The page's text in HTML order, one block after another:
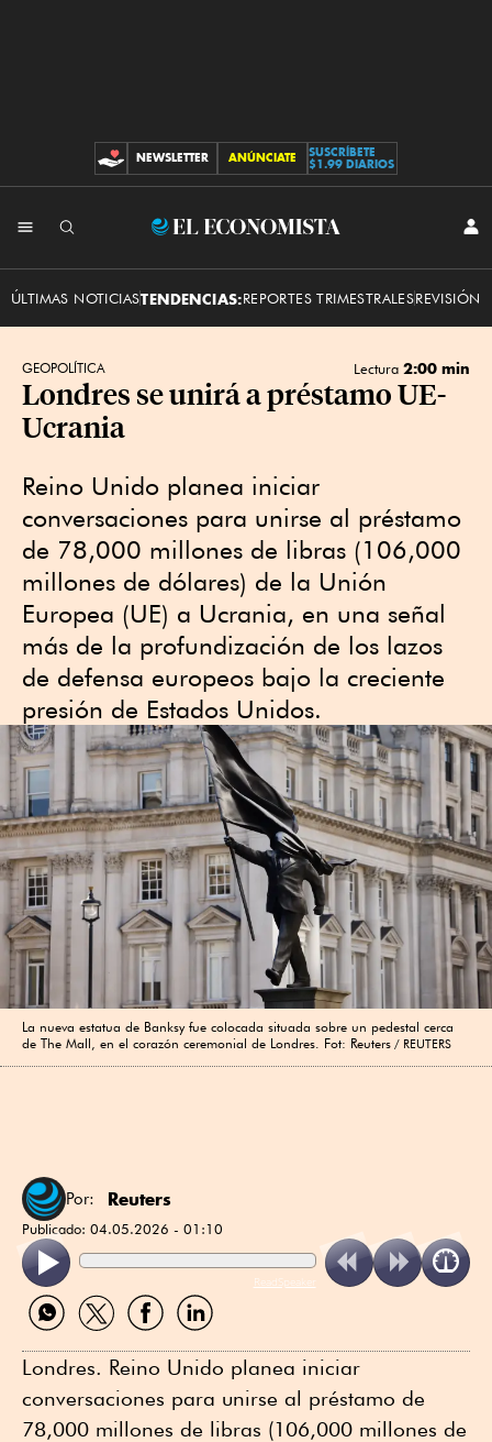
CONTRIBUCIONES
NEWSLETTER ANÚNCIATE
SUSCRÍBETE
$1.99 DIARIOS
El
ÚLTIMAS NOTICIASTENDENCIAS:REPORTES TRIMESTRALESREVISIÓN
GEOPOLÍTICA Lectura 2:00 min
Londres se unirá a préstamo UE-
Ucrania
Reino Unido planea iniciar
conversaciones para unirse al préstamo
de 78,000 millones de libras (106,000
millones de dólares) de la Unión
Europea (UE) a Ucrania, en una señal
más de la profundización de los lazos
de defensa europeos bajo la creciente
presión de Estados Unidos.
La nueva estatua de Banksy fue colocada situada sobre un pedestal cerca
de The Mall, en el corazón ceremonial de Londres. Fot: Reuters
REUTERS
Por: Reuters
Publicado: 04.05.2026 - 01:10
ReadSpeaker
Compartir
por
Compartir
por
Compartir
por
Compartir
por
Londres. Reino Unido planea iniciar
conversaciones para unirse al préstamo de
78,000 millones de libras (106,000 millones de